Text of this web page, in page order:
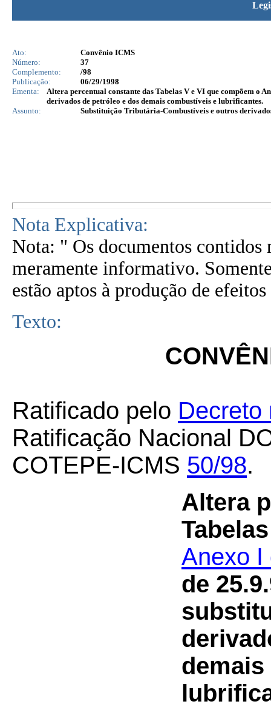
Ato:
Convênio ICMS
Número:
37
Complemento:
/98
Publicação:
06/29/1998
Ementa:
Altera percentual constante das Tabelas V e VI que compõem o
derivados de petróleo e dos demais combustíveis e lubrificantes.
Assunto:
Substituição Tributária-Combustíveis e outros
Nota Explicativa:
Nota: " Os documentos contidos
meramente informativo.
estão aptos à produção de
Texto:
Ratificado pelo Decreto
Ratificação Nacional
COTEPE-ICMS 50/98.
Altera
Anexo I
de